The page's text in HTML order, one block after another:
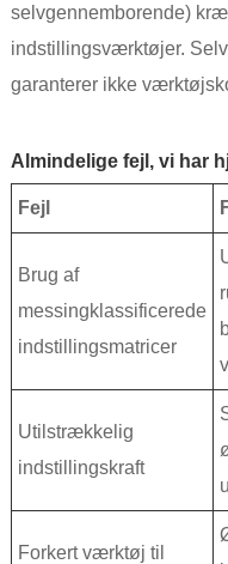
selvgennemborende)
indstillingsværktøjer.
garanterer ikke
Almindelige fejl, vi har
Fejl
Brug af
messingklassificerede
indstillingsmatricer
Utilstrækkelig
indstillingskraft
Forkert værktøj til